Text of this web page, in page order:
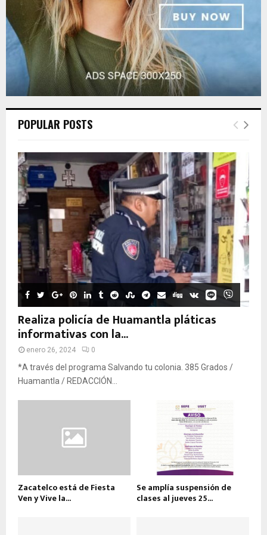
POPULAR POSTS
Realiza policía de Huamantla pláticas
informativas con la...
enero 26, 2024 0
*A través del programa Salvando tu colonia. 385 Grados /
Huamantla / REDACCIÓN...
Zacatelco está de Fiesta
Ven y Vive la...
Se amplía suspensión de
clases al jueves 25...